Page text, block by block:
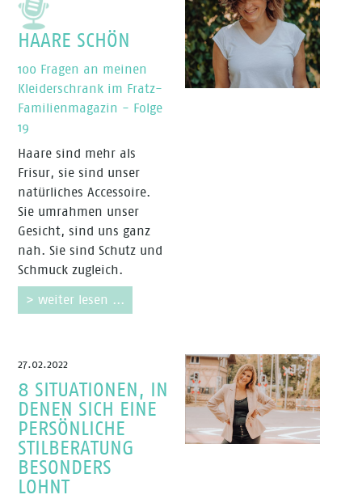
HAARE SCHÖN
100 Fragen an meinen
Kleiderschrank im Fratz-
Familienmagazin - Folge
19
Haare sind mehr als
Frisur, sie sind unser
natürliches Accessoire.
Sie umrahmen unser
Gesicht, sind uns ganz
nah. Sie sind Schutz und
Schmuck zugleich.
> weiter lesen ...
27.02.2022
8 SITUATIONEN, IN
DENEN SICH EINE
PERSÖNLICHE
STILBERATUNG
BESONDERS
LOHNT